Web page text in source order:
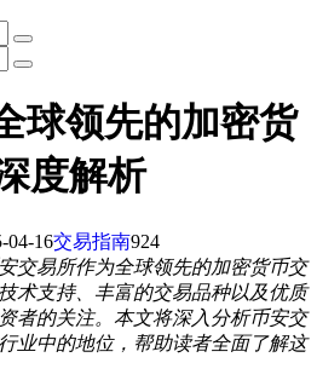
球领先的加密货
度解析
04-16交易指南924
交易所作为全球领先的加密货币交
术支持、丰富的交易品种以及优质
者的关注。本文将深入分析币安交
业中的地位，帮助读者全面了解这